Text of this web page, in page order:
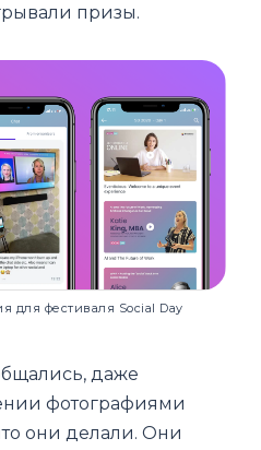
призы.
для фестиваля Social Day
даже
фотографиями
они делали. Они